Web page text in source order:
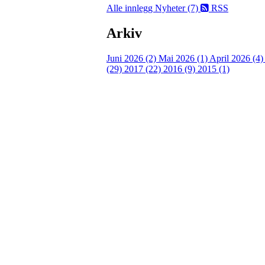
Alle innlegg Nyheter (7) RSS
Arkiv
Juni 2026 (2) Mai 2026 (1) April 2026 (4)
(29) 2017 (22) 2016 (9) 2015 (1)